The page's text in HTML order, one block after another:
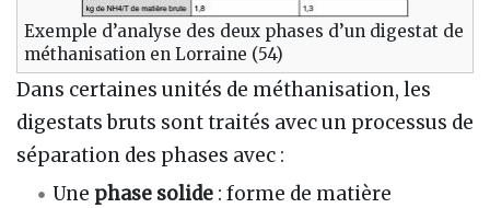
Exemple d’analyse des deux phases d’un digestat de
méthanisation en Lorraine (54)
Dans certaines unités de méthanisation, les
digestats bruts sont traités avec un processus de
séparation des phases avec :
Une phase solide : forme de matière